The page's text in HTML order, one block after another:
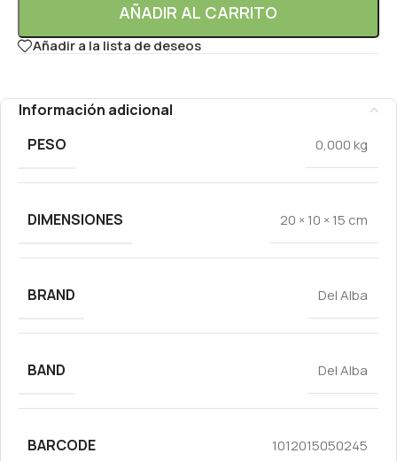
AÑADIR AL CARRITO
Añadir a la lista de deseos
Información adicional
PESO
0,000 kg
DIMENSIONES 20 × 10 × 15 cm
BRAND Del Alba
BAND Del Alba
BARCODE 1012015050245